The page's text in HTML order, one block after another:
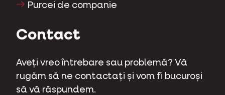
Purcei de companie
Contact
Aveți vreo întrebare sau problemă? Vă
rugăm să ne contactați și vom fi bucuroși
să vă răspundem.